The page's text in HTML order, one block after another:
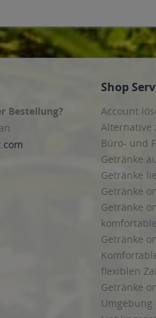
Bestellung?
Shop
Account
Alternative
Büro- und
Getränke
Getränke
Getränke
Getränke
Getränke
flexiblen
Getränke
Umgebung